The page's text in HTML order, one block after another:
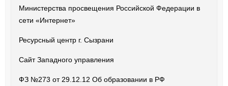
Министерства просвещения Российской Федерации в
сети «Интернет»
Ресурсный центр г. Сызрани
Сайт Западного управления
ФЗ №273 от 29.12.12 Об образовании в РФ